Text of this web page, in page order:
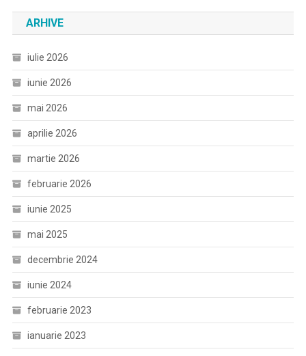
ARHIVE
iulie 2026
iunie 2026
mai 2026
aprilie 2026
martie 2026
februarie 2026
iunie 2025
mai 2025
decembrie 2024
iunie 2024
februarie 2023
ianuarie 2023